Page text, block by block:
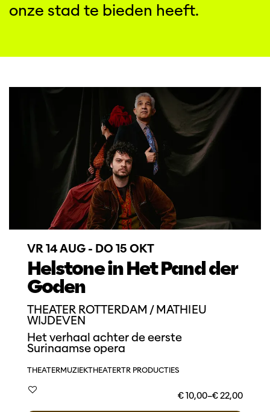
onze stad te bieden heeft.
Helstone in Het Pand der
Goden
THEATER ROTTERDAM / MATHIEU
WIJDEVEN
VR 14 AUG - DO 15 OKT
Het verhaal achter de eerste
Surinaamse opera
THEATERMUZIEKTHEATERTR PRODUCTIES
€ 10,00–€ 22,00